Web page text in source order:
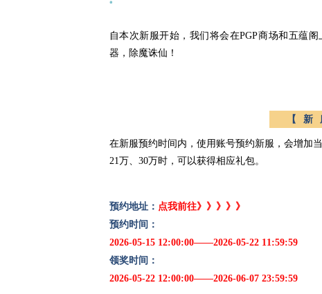
自本次新服开始，我们将会在PGP商场和五蕴
器，除魔诛仙！
【
在新服预约时间内，使用账号预约新服，会增加
21万、30万时，可以获得相应礼包。
预约地址： 点我前往》》》》》
预约时间：
2026-05-15 12:00:00——2026-05-22 11:59:59
领奖时间：
2026-05-22 12:00:00——2026-06-07 23:59:59